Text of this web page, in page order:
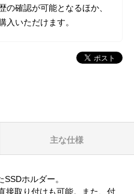
の確認が可能となるほか、
入いただけます。
主な仕様
ホルダー。
接取り付けも可能。また、付